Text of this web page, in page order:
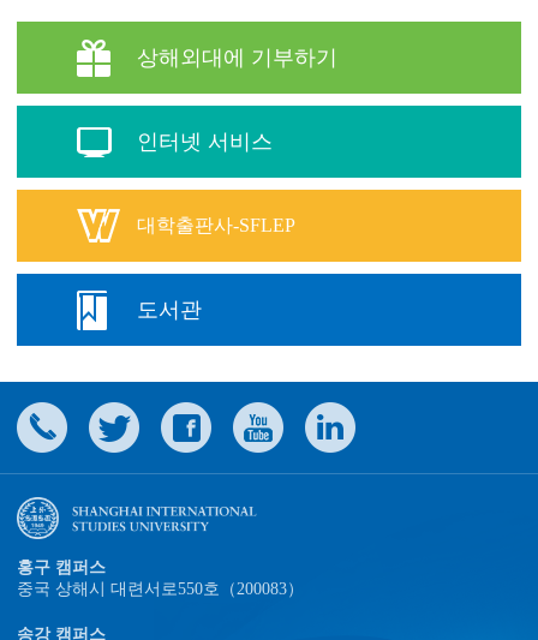
상해외대에 기부하기
인터넷 서비스
대학출판사-SFLEP
도서관
홍구 캠퍼스
중국 상해시 대련서로550호（200083）
송강 캠퍼스